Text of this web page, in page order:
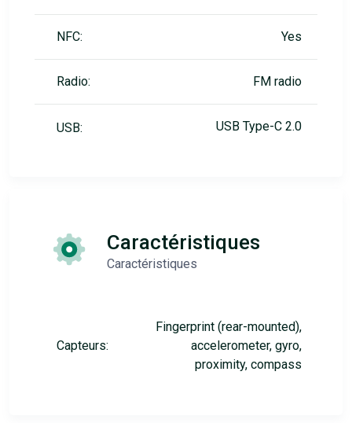
NFC: Yes
Radio: FM radio
USB: USB Type-C 2.0
Caractéristiques
Caractéristiques
Capteurs:
Fingerprint (rear-mounted),
accelerometer, gyro,
proximity, compass